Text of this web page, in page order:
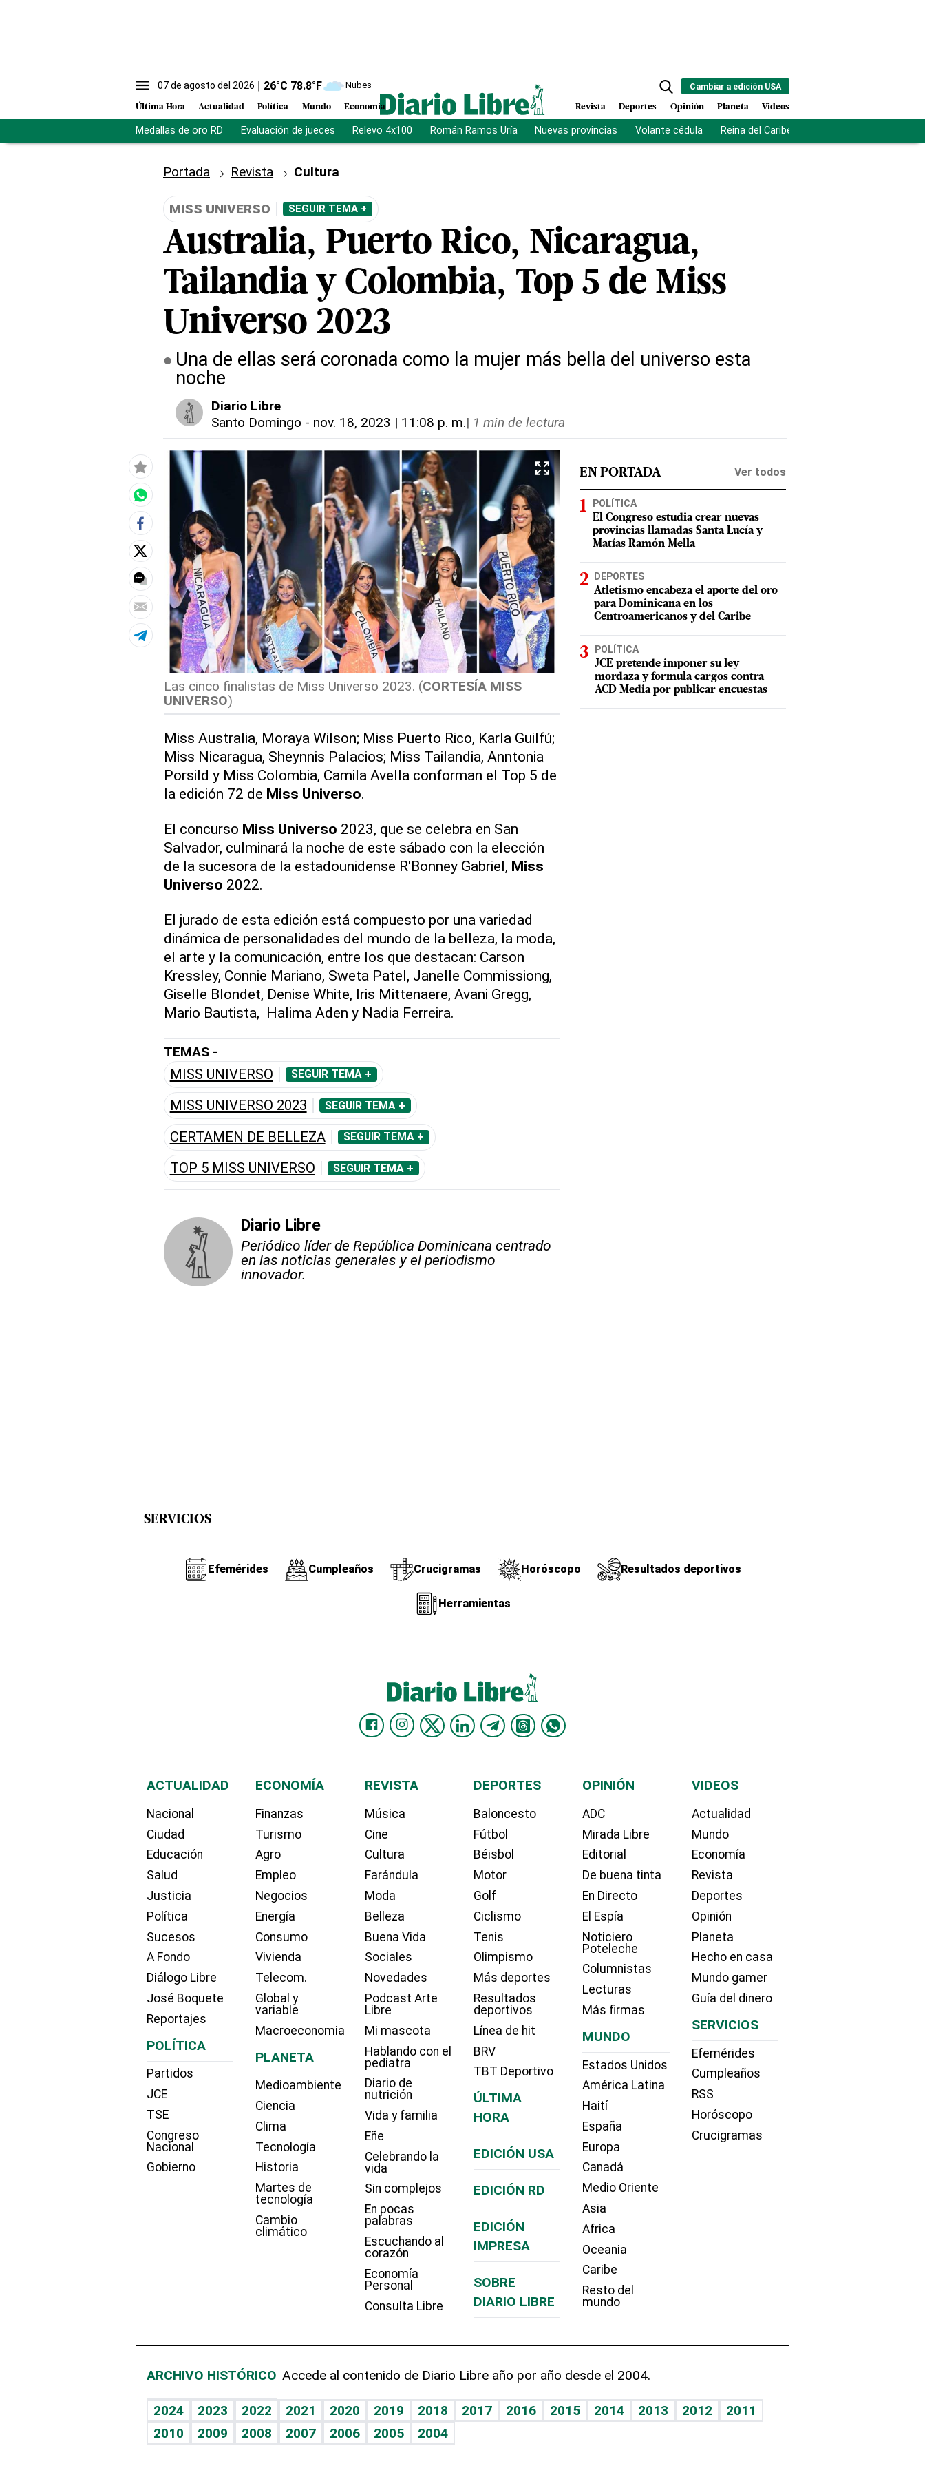
07 de agosto del 2026 26°C 78.8°F Nubes
Última Hora Actualidad Política Mundo Economía
Cambiar a edición USA
Revista Deportes Opinión Planeta Videos
Medallas de oro RD Evaluación de jueces Relevo 4x100 Román Ramos Uría Nuevas provincias Volante cédula Reina del Caribe
Portada Revista Cultura
MISS UNIVERSO SEGUIR TEMA +
Australia, Puerto Rico, Nicaragua,
Tailandia y Colombia, Top 5 de Miss
Universo 2023
Una de ellas será coronada como la mujer más bella del universo esta
noche
Diario Libre
Santo Domingo - nov. 18, 2023 | 11:08 p. m.| 1 min de lectura
Las cinco finalistas de Miss Universo 2023. (CORTESÍA MISS
UNIVERSO)
Miss Australia, Moraya Wilson; Miss Puerto Rico, Karla Guilfú;
Miss Nicaragua, Sheynnis Palacios; Miss Tailandia, Anntonia
Porsild y Miss Colombia, Camila Avella conforman el Top 5 de
la edición 72 de Miss Universo.
El concurso Miss Universo 2023, que se celebra en San
Salvador, culminará la noche de este sábado con la elección
de la sucesora de la estadounidense R'Bonney Gabriel, Miss
Universo 2022.
El jurado de esta edición está compuesto por una variedad
dinámica de personalidades del mundo de la belleza, la moda,
el arte y la comunicación, entre los que destacan: Carson
Kressley, Connie Mariano, Sweta Patel, Janelle Commissiong,
Giselle Blondet, Denise White, Iris Mittenaere, Avani Gregg,
Mario Bautista, Halima Aden y Nadia Ferreira.
TEMAS -
MISS UNIVERSO SEGUIR TEMA +
MISS UNIVERSO 2023 SEGUIR TEMA +
CERTAMEN DE BELLEZA SEGUIR TEMA +
TOP 5 MISS UNIVERSO SEGUIR TEMA +
Diario Libre
Periódico líder de República Dominicana centrado
en las noticias generales y el periodismo
innovador.
EN PORTADA Ver todos
POLÍTICA
El Congreso estudia crear nuevas
provincias llamadas Santa Lucía y
Matías Ramón Mella
DEPORTES
Atletismo encabeza el aporte del oro
para Dominicana en los
Centroamericanos y del Caribe
POLÍTICA
JCE pretende imponer su ley
mordaza y formula cargos contra
ACD Media por publicar encuestas
SERVICIOS
Efemérides Cumpleaños Crucigramas Horóscopo Resultados deportivos
Herramientas
ACTUALIDAD
Nacional
Ciudad
Educación
Salud
Justicia
Política
Sucesos
A Fondo
Diálogo Libre
José Boquete
Reportajes
POLÍTICA
Partidos
JCE
TSE
Congreso
Nacional
Gobierno
ECONOMÍA
Finanzas
Turismo
Agro
Empleo
Negocios
Energía
Consumo
Vivienda
Telecom.
Global y
variable
Macroeconomia
PLANETA
Medioambiente
Ciencia
Clima
Tecnología
Historia
Martes de
tecnología
Cambio
climático
REVISTA
Música
Cine
Cultura
Farándula
Moda
Belleza
Buena Vida
Sociales
Novedades
Podcast Arte
Libre
Mi mascota
Hablando con el
pediatra
Diario de
nutrición
Vida y familia
Eñe
Celebrando la
vida
Sin complejos
En pocas
palabras
Escuchando al
corazón
Economía
Personal
Consulta Libre
DEPORTES
Baloncesto
Fútbol
Béisbol
Motor
Golf
Ciclismo
Tenis
Olimpismo
Más deportes
Resultados
deportivos
Línea de hit
BRV
TBT Deportivo
ÚLTIMA
HORA
EDICIÓN USA
EDICIÓN RD
EDICIÓN
IMPRESA
SOBRE
DIARIO LIBRE
OPINIÓN
ADC
Mirada Libre
Editorial
De buena tinta
En Directo
El Espía
Noticiero
Poteleche
Columnistas
Lecturas
Más firmas
MUNDO
Estados Unidos
América Latina
Haití
España
Europa
Canadá
Medio Oriente
Asia
Africa
Oceania
Caribe
Resto del
mundo
VIDEOS
Actualidad
Mundo
Economía
Revista
Deportes
Opinión
Planeta
Hecho en casa
Mundo gamer
Guía del dinero
SERVICIOS
Efemérides
Cumpleaños
RSS
Horóscopo
Crucigramas
ARCHIVO HISTÓRICO Accede al contenido de Diario Libre año por año desde el 2004.
2024 2023 2022 2021 2020 2019 2018 2017 2016 2015 2014 2013 2012
2011
2010
2009 2008 2007 2006 2005 2004